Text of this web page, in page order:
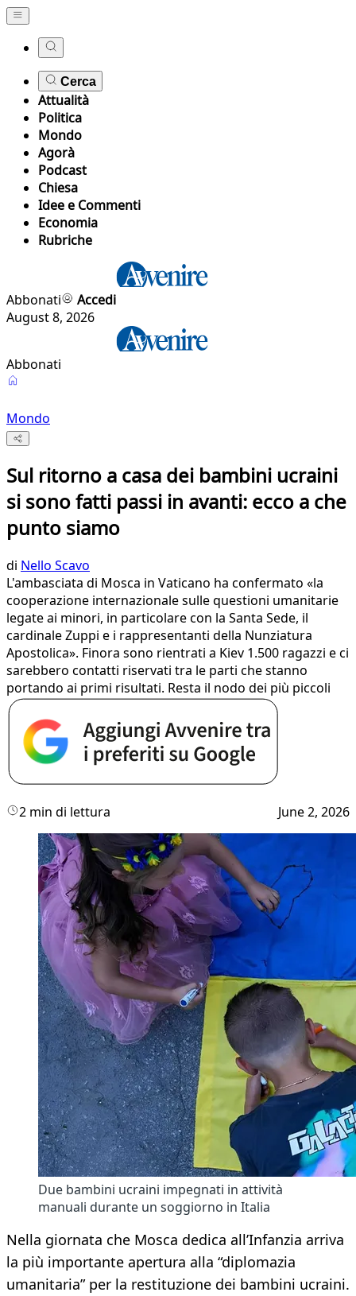
Cerca
Attualità
Politica
Mondo
Agorà
Podcast
Chiesa
Idee e Commenti
Economia
Rubriche
Abbonati
Accedi
August 8, 2026
Abbonati
Mondo
Sul ritorno a casa dei bambini ucraini
si sono fatti passi in avanti: ecco a che
punto siamo
di Nello Scavo
L'ambasciata di Mosca in Vaticano ha confermato «la
cooperazione internazionale sulle questioni umanitarie
legate ai minori, in particolare con la Santa Sede, il
cardinale Zuppi e i rappresentanti della Nunziatura
Apostolica». Finora sono rientrati a Kiev 1.500 ragazzi e ci
sarebbero contatti riservati tra le parti che stanno
portando ai primi risultati. Resta il nodo dei più piccoli
2 min di lettura June 2, 2026
Due bambini ucraini impegnati in attività
manuali durante un soggiorno in Italia
Nella giornata che Mosca dedica all’Infanzia arriva
la più importante apertura alla “diplomazia
umanitaria” per la restituzione dei bambini ucraini.